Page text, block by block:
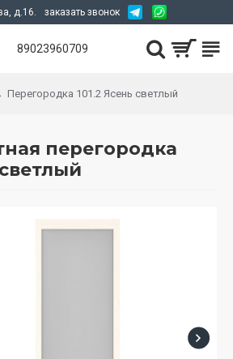
д.16. заказать звонок
89023960709
Перегородка 101.2 Ясень светлый
перегородка